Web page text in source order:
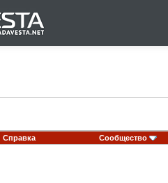
Справка Сообщество